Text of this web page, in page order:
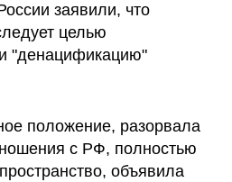
заявили, что
целью
"денацификацию"
положение, разорвала
с РФ, полностью
объявила